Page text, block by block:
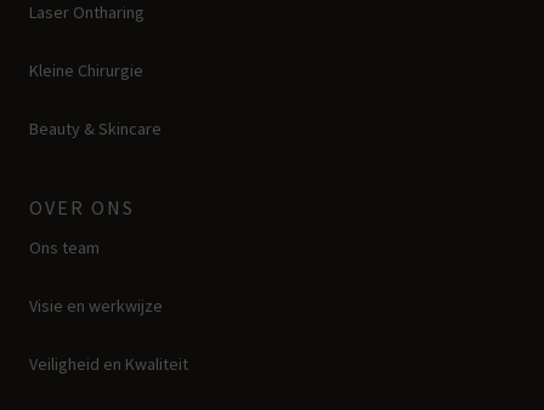
Laser Ontharing
Kleine Chirurgie
Beauty & Skincare
OVER ONS
Ons team
Visie en werkwijze
Veiligheid en Kwaliteit